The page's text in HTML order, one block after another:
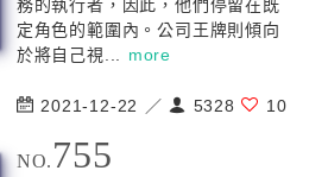
務的執行者，因此，他們停留在既
定角色的範圍內。公司 王牌則傾向
於將自己視... more
2021-12-22 ／ 5328 10
NO. 755